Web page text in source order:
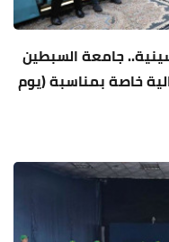
جامعة السبطين
خاصة بمناسبة (يوم